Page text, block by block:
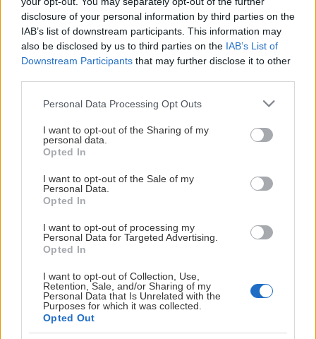
disclosure of your personal information by third parties on the
IAB’s list of downstream participants. This information may
also be disclosed by us to third parties on the IAB’s List of
Downstream Participants that may further disclose it to other
Please note that this website/app uses one or more Google
not limited to your visit or usage behaviour. You may click to
grant or deny consent to Google and its third-party tags to
use your data for below specified purposes in below Google
consent section.
Personal Data Processing Opt Outs
I want to opt-out of the Sharing of my
personal data.
Opted In
I want to opt-out of the Sale of my
Personal Data.
Opted In
I want to opt-out of processing my
Personal Data for Targeted Advertising.
Opted In
I want to opt-out of Collection, Use,
Retention, Sale, and/or Sharing of my
Personal Data that Is Unrelated with the
Purposes for which it was collected.
Opted Out
Karlskrona Hockeyklubb är en liten hockeyklubb med stora
ambitioner – och goda förutsättningar att lyckas. I
Karlskrona har det alltid funnits ett stort intresse för
ishockey.
2006 var året då laget vann div II södra B överlägset som
nykomlingar, året då Niklas Wikegård, en av Sveriges stora
hockeyprofiler, satte klubben som nummer ett på sin topp
trelista och året då en division II klubb hade över 2 000 i
publiksnitt och därmed placerade sig före en lång rad lag i
allsvenskan och division I. Kort sagt; 2006 var ett bra år för
obesegrade genom kvalserien till Division 1. Mediainstresset för
KHK ökade återigen och ännu en gång blev KHK listetta hos
Niklas Wikegård. Det bloggades friskt om Karlskrona
Hockeyklubb runt om i hockeysverige och hockeyn var glödhet i
HUVUDPARTNERS